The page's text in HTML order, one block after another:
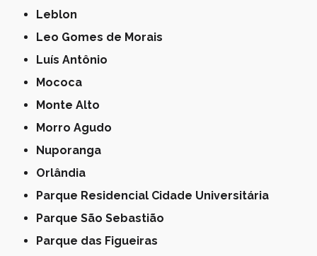
Leblon
Leo Gomes de Morais
Luís Antônio
Mococa
Monte Alto
Morro Agudo
Nuporanga
Orlândia
Parque Residencial Cidade Universitária
Parque São Sebastião
Parque das Figueiras